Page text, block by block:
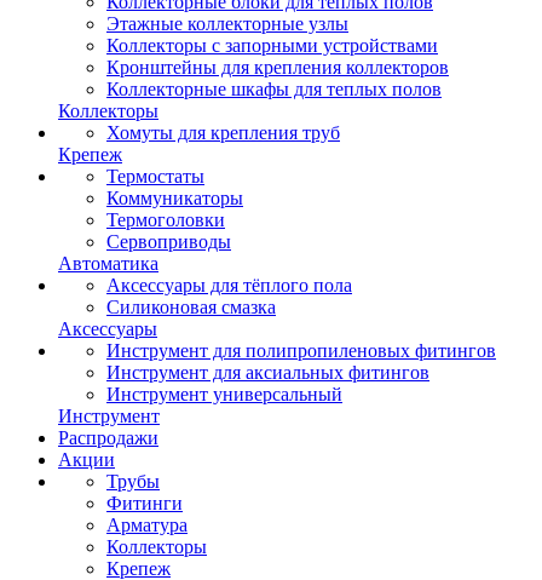
Этажные коллекторные узлы
Коллекторы с запорными устройствами
Кронштейны для крепления коллекторов
Коллекторные шкафы для теплых полов
Коллекторы
Хомуты для крепления труб
Крепеж
Термостаты
Коммуникаторы
Термоголовки
Сервоприводы
Автоматика
Аксессуары для тёплого пола
Силиконовая смазка
Аксессуары
Инструмент для полипропиленовых фитингов
Инструмент для аксиальных фитингов
Инструмент универсальный
Инструмент
Распродажи
Акции
Трубы
Фитинги
Арматура
Коллекторы
Крепеж